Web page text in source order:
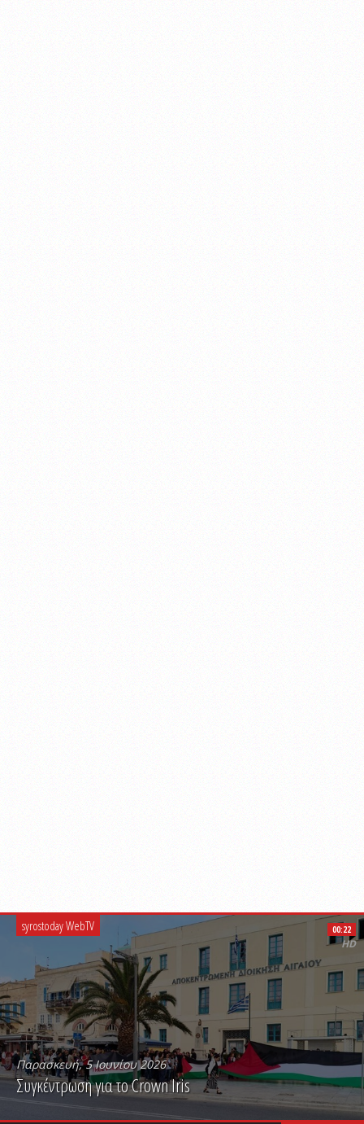
syrostoday WebTV
Παρασκευή, 5 Ιουνίου 2026
Συγκέντρωση για το Crown Iris
PLAY VIDEO
00:22
HD